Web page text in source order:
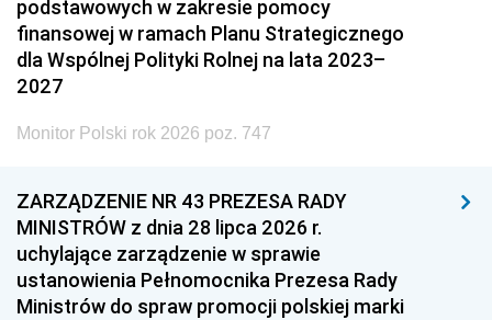
podstawowych w zakresie pomocy
finansowej w ramach Planu Strategicznego
dla Wspólnej Polityki Rolnej na lata 2023–
2027
Monitor Polski rok 2026 poz. 747
ZARZĄDZENIE NR 43 PREZESA RADY
MINISTRÓW z dnia 28 lipca 2026 r.
uchylające zarządzenie w sprawie
ustanowienia Pełnomocnika Prezesa Rady
Ministrów do spraw promocji polskiej marki